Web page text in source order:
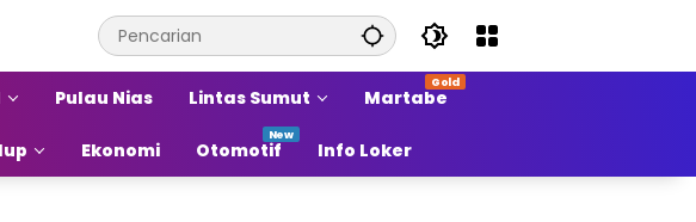
Pulau Nias Lintas Sumut Martabe
Ekonomi Otomotif Info Loker